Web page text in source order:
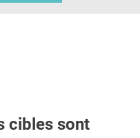
cibles sont